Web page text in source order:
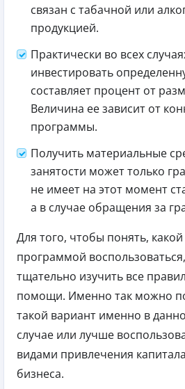
связан с табачной или
продукцией.
Практически во всех
инвестировать
составляет процент от
Величина ее зависит от
программы.
Получить материальные
занятости может только
не имеет на этот момент
а в случае обращения за
Для того, чтобы понять,
программой
тщательно изучить все
помощи. Именно так можно
такой вариант именно в
случае или лучше
видами привлечения
бизнеса.